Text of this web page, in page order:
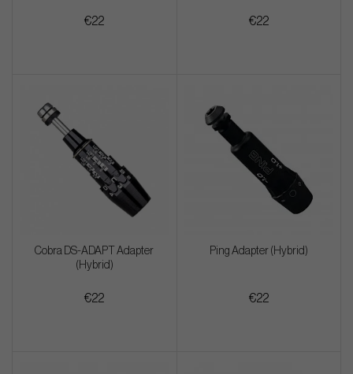
€22 €22
Cobra DS-ADAPT Adapter
(Hybrid)
€22
Ping Adapter (Hybrid)
€22